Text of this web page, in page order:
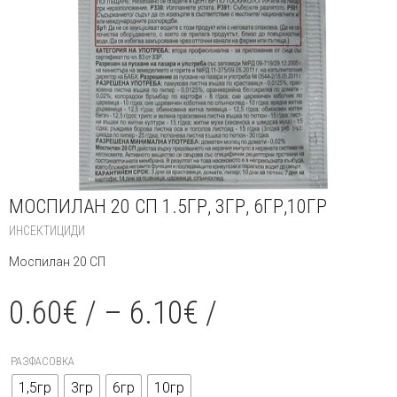
МОСПИЛАН 20 СП 1.5ГР, 3ГР, 6ГР,10ГР
ИНСЕКТИЦИДИ
Моспилан 20 СП
0.60€ / – 6.10€ /
РАЗФАСОВКА
1,5гр 3гр 6гр 10гр